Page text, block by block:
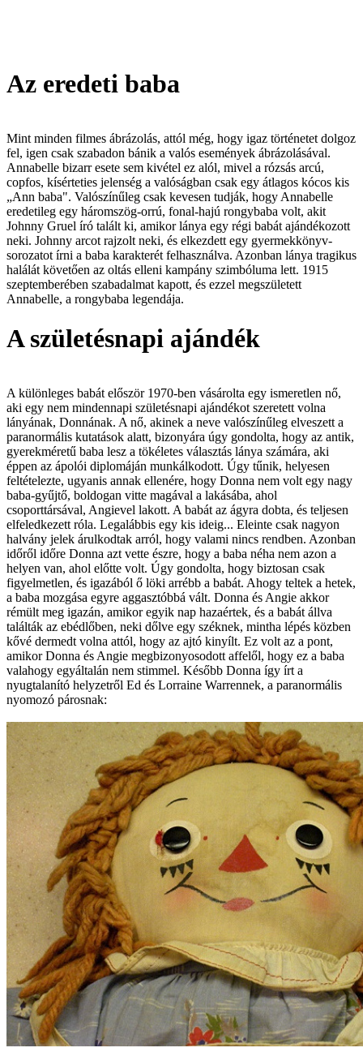
Az eredeti baba
Mint minden filmes ábrázolás, attól még, hogy igaz történetet dolgoz
fel, igen csak szabadon bánik a valós események ábrázolásával.
Annabelle bizarr esete sem kivétel ez alól, mivel a rózsás arcú,
copfos, kísérteties jelenség a valóságban csak egy átlagos kócos kis
„Ann baba". Valószínűleg csak kevesen tudják, hogy Annabelle
eredetileg egy háromszög-orrú, fonal-hajú rongybaba volt, akit
Johnny Gruel író talált ki, amikor lánya egy régi babát ajándékozott
neki. Johnny arcot rajzolt neki, és elkezdett egy gyermekkönyv-
sorozatot írni a baba karakterét felhasználva. Azonban lánya tragikus
halálát követően az oltás elleni kampány szimbóluma lett. 1915
szeptemberében szabadalmat kapott, és ezzel megszületett
Annabelle, a rongybaba legendája.
A születésnapi ajándék
A különleges babát először 1970-ben vásárolta egy ismeretlen nő,
aki egy nem mindennapi születésnapi ajándékot szeretett volna
lányának, Donnának. A nő, akinek a neve valószínűleg elveszett a
paranormális kutatások alatt, bizonyára úgy gondolta, hogy az antik,
gyerekméretű baba lesz a tökéletes választás lánya számára, aki
éppen az ápolói diplomáján munkálkodott. Úgy tűnik, helyesen
feltételezte, ugyanis annak ellenére, hogy Donna nem volt egy nagy
baba-gyűjtő, boldogan vitte magával a lakásába, ahol
csoporttársával, Angievel lakott. A babát az ágyra dobta, és teljesen
elfeledkezett róla. Legalábbis egy kis ideig... Eleinte csak nagyon
halvány jelek árulkodtak arról, hogy valami nincs rendben. Azonban
időről időre Donna azt vette észre, hogy a baba néha nem azon a
helyen van, ahol előtte volt. Úgy gondolta, hogy biztosan csak
figyelmetlen, és igazából ő löki arrébb a babát. Ahogy teltek a hetek,
a baba mozgása egyre aggasztóbbá vált. Donna és Angie akkor
rémült meg igazán, amikor egyik nap hazaértek, és a babát állva
találták az ebédlőben, neki dőlve egy széknek, mintha lépés közben
kővé dermedt volna attól, hogy az ajtó kinyílt. Ez volt az a pont,
amikor Donna és Angie megbizonyosodott affelől, hogy ez a baba
valahogy egyáltalán nem stimmel. Később Donna így írt a
nyugtalanító helyzetről Ed és Lorraine Warrennek, a paranormális
nyomozó párosnak: